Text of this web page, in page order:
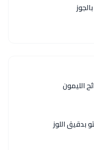
الليمون
بدقيق اللوز